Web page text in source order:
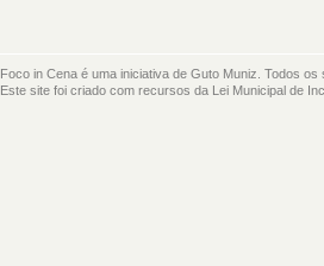
Foco in Cena é uma iniciativa de Guto Muniz. Todos
Este site foi criado com recursos da Lei Municipal de